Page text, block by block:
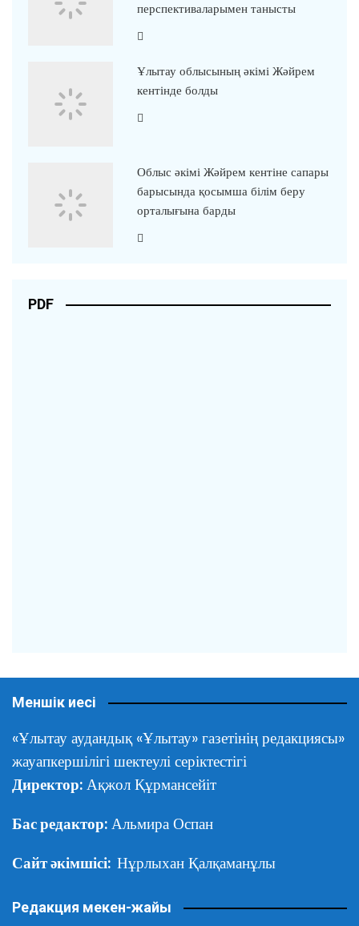
перспективаларымен танысты
Ұлытау облысының әкімі Жәйрем
кентінде болды
Облыс әкімі Жәйрем кентіне сапары
барысында қосымша білім беру
орталығына барды
PDF
Меншік иесі
«Ұлытау аудандық «Ұлытау» газетінің редакциясы»
жауапкершілігі шектеулі серіктестігі
Директор: Ақжол Құрмансейіт
Бас редактор: Альмира Оспан
Сайт әкімшісі: Нұрлыхан Қалқаманұлы
Редакция мекен-жайы